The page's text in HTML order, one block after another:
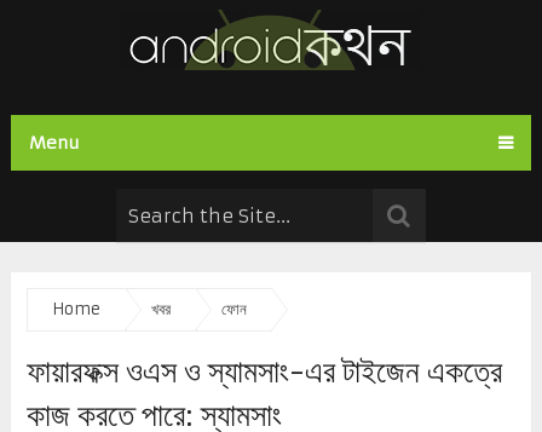
Menu
Home খবর ফোন
ফায়ারফক্স ওএস ও স্যামসাং-এর টাইজেন একত্রে
কাজ করতে পারে: স্যামসাং